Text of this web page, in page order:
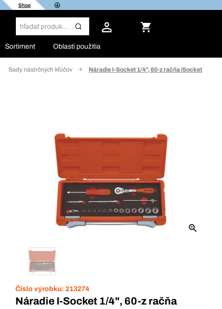
Shop
Sortiment Oblasti použitia
Sady nástrčných kľúčov Náradie I-Socket 1/4", 60-z račňa iSocket
Číslo výrobku: 213274
Náradie I-Socket 1/4", 60-z račňa